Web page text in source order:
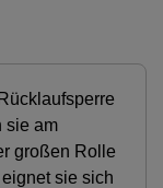
sie am
großen Rolle
sie sich